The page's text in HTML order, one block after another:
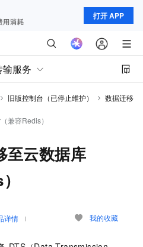
打开 APP
服务
旧版控制台（已停止维护）
数据迁移
兼容Redis）
至云数据库
详情 我的收藏